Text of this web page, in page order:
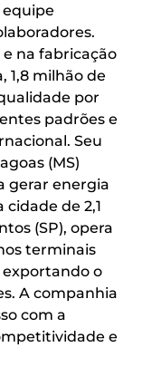
na fabricação
1,8 milhão de
por
padrões e
Seu
(MS)
gerar energia
de 2,1
(SP), opera
terminais
o
A companhia
com a
e